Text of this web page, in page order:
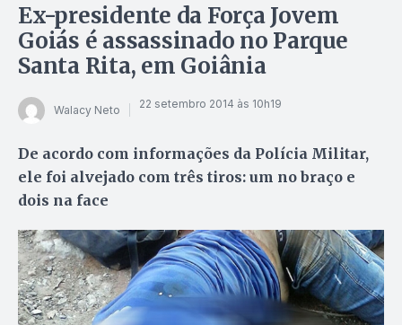
Ex-presidente da Força Jovem
Goiás é assassinado no Parque
Santa Rita, em Goiânia
Walacy Neto 22 setembro 2014 às 10h19
De acordo com informações da Polícia Militar,
ele foi alvejado com três tiros: um no braço e
dois na face